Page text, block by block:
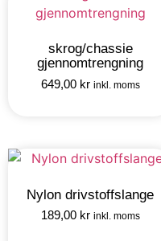
skrog/chassie
gjennomtrengning
649,00 kr inkl. moms
Nylon drivstoffslange
189,00 kr inkl. moms